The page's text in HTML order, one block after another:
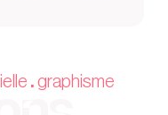
. graphisme